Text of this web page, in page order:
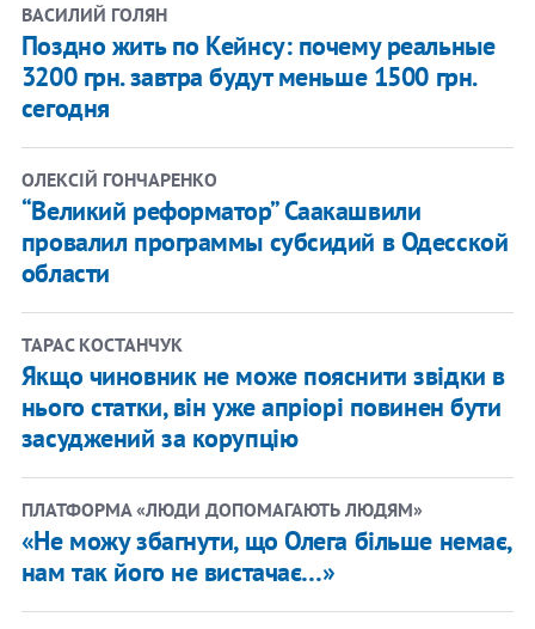
ВАСИЛИЙ ГОЛЯН
Поздно жить по Кейнсу: почему реальные
3200 грн. завтра будут меньше 1500 грн.
сегодня
ОЛЕКСІЙ ГОНЧАРЕНКО
“Великий реформатор” Саакашвили
провалил программы субсидий в Одесской
области
ТАРАС КОСТАНЧУК
Якщо чиновник не може пояснити звідки в
нього статки, він уже апріорі повинен бути
засуджений за корупцію
ПЛАТФОРМА «ЛЮДИ ДОПОМАГАЮТЬ ЛЮДЯМ»
«Не можу збагнути, що Олега більше немає,
нам так його не вистачає…»